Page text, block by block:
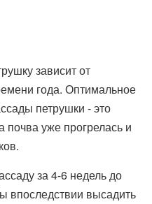
зависит от
года. Оптимальное
петрушки - это
почва уже прогрелась и
за 4-6 недель до
впоследствии высадить